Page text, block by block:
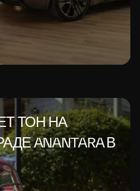
ТОН НА
ANANTARA В